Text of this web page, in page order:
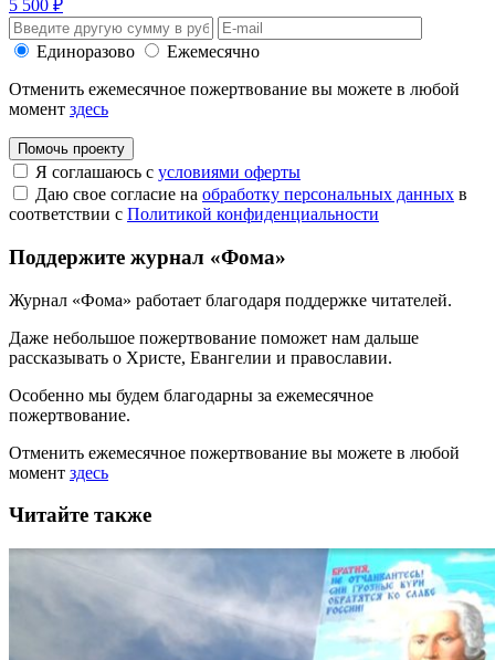
5 500 ₽
Единоразово
Ежемесячно
Отменить ежемесячное пожертвование вы можете в любой
момент здесь
Помочь проекту
Я соглашаюсь с условиями оферты
Даю свое согласие на обработку персональных данных в
соответствии с Политикой конфиденциальности
Поддержите журнал «Фома»
Журнал «Фома» работает благодаря поддержке читателей.
Даже небольшое пожертвование поможет нам дальше
рассказывать о Христе, Евангелии и православии.
Особенно мы будем благодарны за ежемесячное
пожертвование.
Отменить ежемесячное пожертвование вы можете в любой
момент здесь
Читайте также